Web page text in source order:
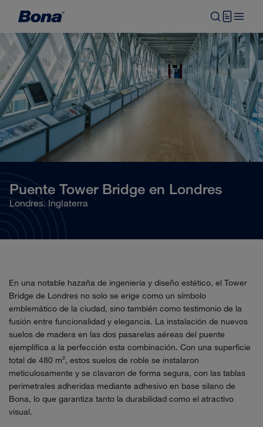
Puente Tower Bridge en Londres
Londres. Inglaterra
En una notable hazaña de ingeniería y diseño estético, el Tower
Bridge de Londres no solo se erige como un símbolo
emblemático de la ciudad, sino también como testimonio de la
fusión entre funcionalidad y elegancia. La instalación de nuevos
suelos de madera en las dos pasarelas aéreas del puente
ejemplifica a la perfección esta combinación. Con una superficie
total de 480 m², estos suelos de roble se instalaron
meticulosamente y se clavaron de forma segura, con las tablas
perimetrales adheridas mediante adhesivo en base silano de
Bona, lo que garantiza tanto la durabilidad como el atractivo
visual.